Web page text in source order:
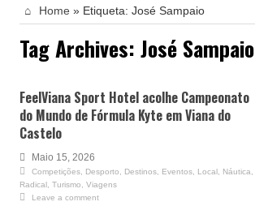
Home » Etiqueta: José Sampaio
Tag Archives: José Sampaio
FeelViana Sport Hotel acolhe Campeonato
do Mundo de Fórmula Kyte em Viana do
Castelo
Maio 15, 2026
Competições Desporto Destinos Eventos Local Náutica
Radical Turismo
Viagens
Leave a comment